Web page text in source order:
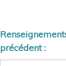
précédent :